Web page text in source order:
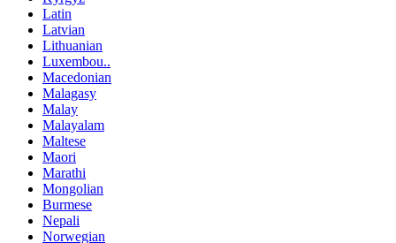
Latin
Latvian
Lithuanian
Luxembou..
Macedonian
Malagasy
Malay
Malayalam
Maltese
Maori
Marathi
Mongolian
Burmese
Nepali
Norwegian